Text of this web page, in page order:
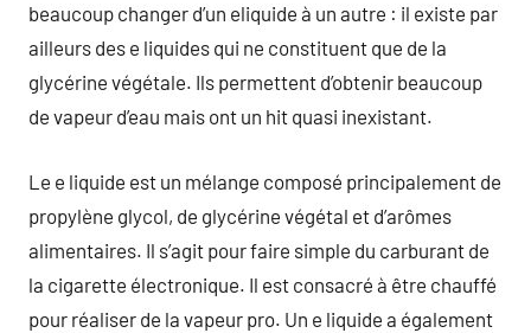
beaucoup changer d’un eliquide à un autre : il existe par
ailleurs des e liquides qui ne constituent que de la
glycérine végétale. Ils permettent d’obtenir beaucoup
de vapeur d’eau mais ont un hit quasi inexistant.
Le e liquide est un mélange composé principalement de
propylène glycol, de glycérine végétal et d’arômes
alimentaires. Il s’agit pour faire simple du carburant de
la cigarette électronique. Il est consacré à être chauffé
pour réaliser de la vapeur pro. Un e liquide a également